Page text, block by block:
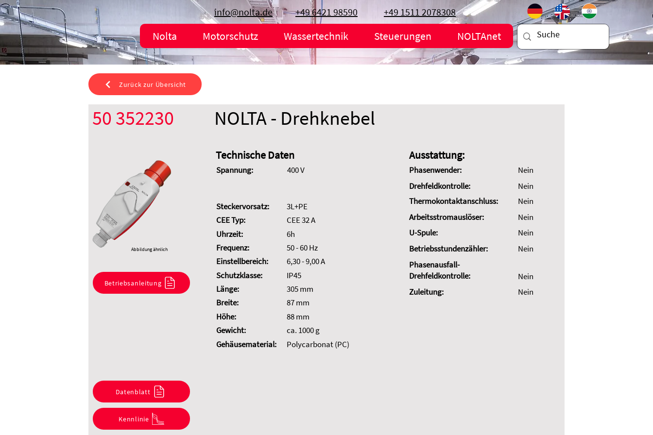
Nolta Motorschutz Wassertechnik Steuerungen NOLTAnet
info@nolta.de +49 6421 98590 +49 1511 2078308
Zurück zur Übersicht
50 352230 NOLTA - Drehknebel
Abbildung ähnlich
Betriebsanleitung
Technische Daten
Spannung:
Steckervorsatz:
CEE Typ:
Uhrzeit:
Frequenz:
Einstellbereich:
Schutzklasse:
Länge:
Breite:
Höhe:
Gewicht:
Gehäusematerial:
400 V
3L+PE
CEE 32 A
6h
50 - 60 Hz
6,30 - 9,00 A
IP45
305 mm
87 mm
88 mm
ca. 1000 g
Polycarbonat (PC)
Datenblatt
Ausstattung:
Phasenwender:
Nein
Drehfeldkontrolle:
Thermokontaktanschluss:
Arbeitsstromauslöser:
Nein
Nein
Nein
U-Spule:
Nein
Betriebsstundenzähler:
Nein
Phasenausfall-
Drehfeldkontrolle:
Nein
Zuleitung:
Nein
Kennlinie